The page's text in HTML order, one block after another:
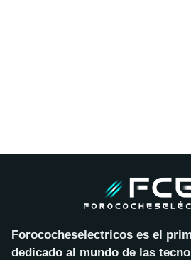
Forococheselectricos es el
dedicado al mundo de las